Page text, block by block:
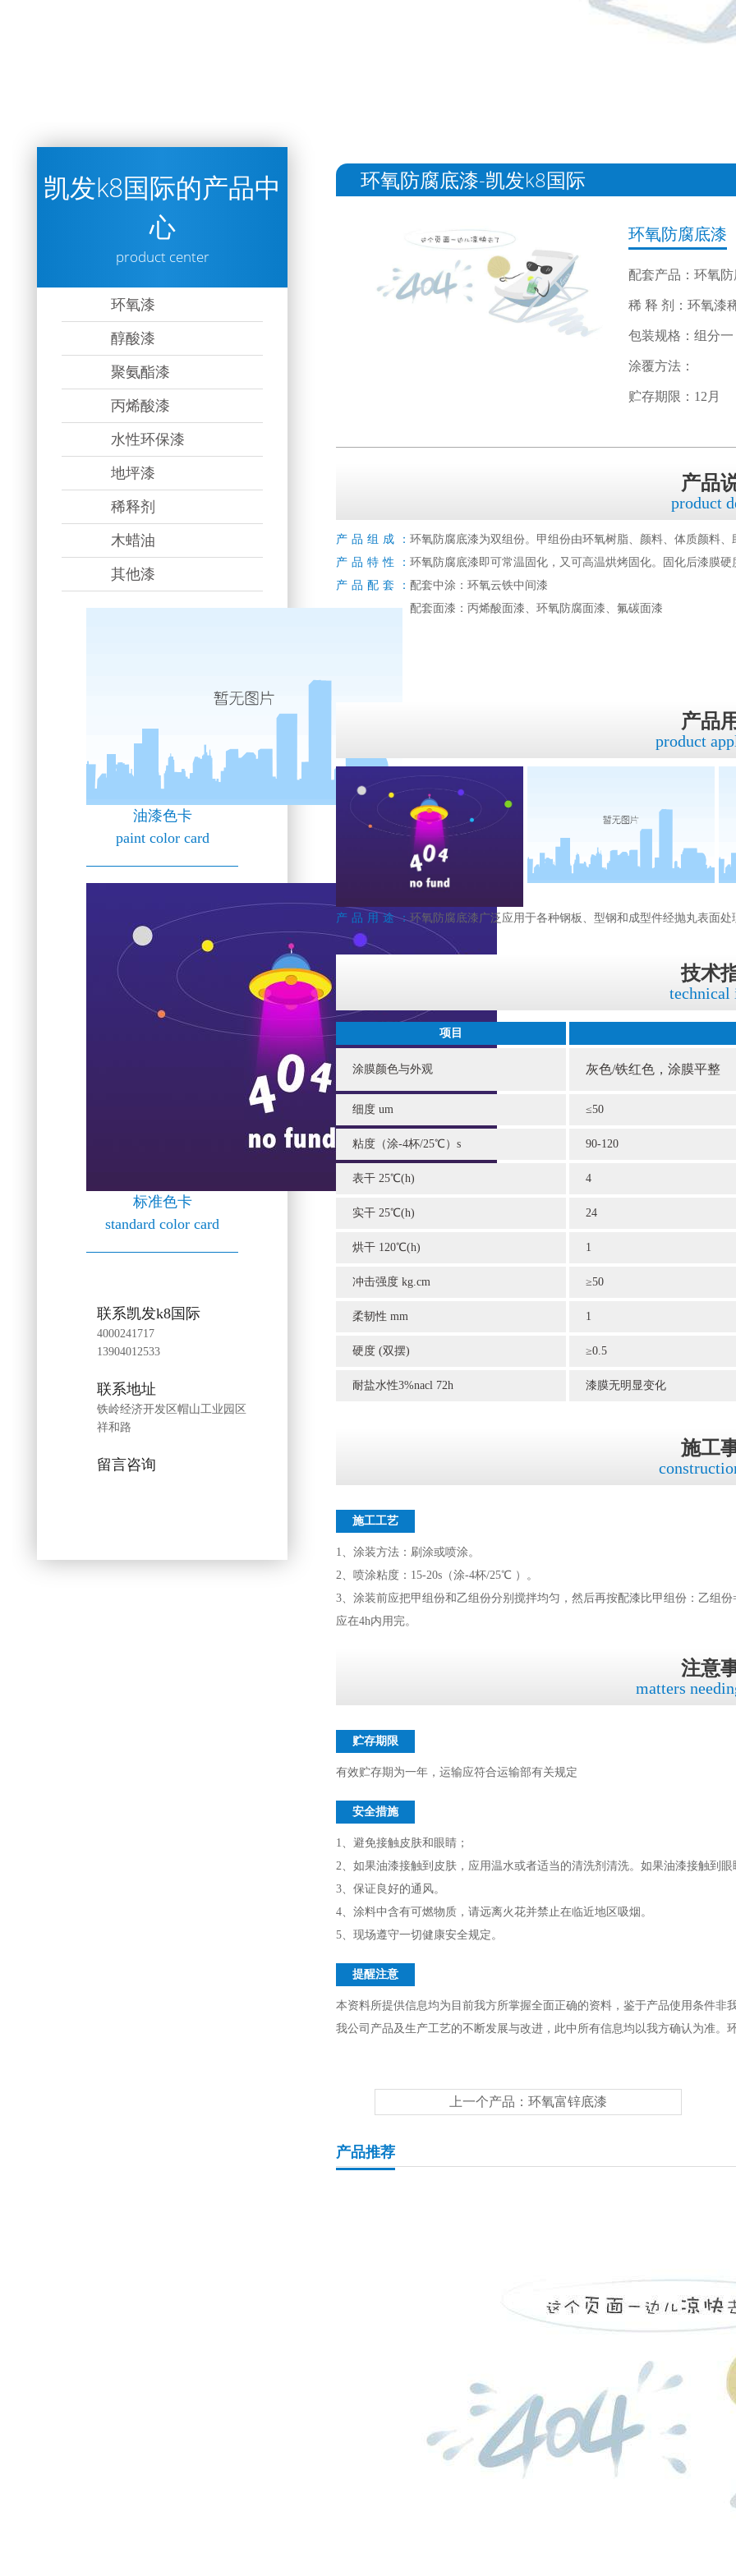
环氧防腐底漆-凯发k8国际
环氧防腐底漆
配套产品：环氧
稀 释 剂：环氧漆
包装规格：组分一
涂覆方法：
贮存期限：12月
产品
product
产品组成：环氧防腐底漆为双组份。甲组份由环氧树脂、颜料、体质颜料
产品特性：环氧防腐底漆即可常温固化，又可高温烘烤固化。固化后漆膜
产品配套： 配套中涂：环氧云铁中间漆
配套面漆：丙烯酸面漆、环氧防腐面漆、氟碳面漆
产品
product
产品用途：环氧防腐底漆广泛应用于各种钢板、型钢和成型件经抛丸表面处
技术
technical
项目
涂膜颜色与外观 灰色/铁红色，涂膜平整
细度 um ≤50
粘度（涂-4杯/25℃）s 90-120
表干 25℃(h) 4
实干 25℃(h) 24
烘干 120℃(h) 1
冲击强度 kg.cm ≥50
柔韧性 mm 1
硬度 (双摆) ≥0.5
耐盐水性3%nacl 72h 漆膜无明显变化
施工
施工工艺
1、涂装方法：刷涂或喷涂。
2、喷涂粘度：15-20s（涂-4杯/25℃ ）。
3、涂装前应把甲组份和乙组份分别搅拌均匀，然后再按配漆比甲组份：乙组
应在4h内用完。
注意
matters
贮存期限
有效贮存期为一年，运输应符合运输部有关规定
安全措施
1、避免接触皮肤和眼睛；
2、如果油漆接触到皮肤，应用温水或者适当的清洗剂清洗。如果油漆接触到眼
3、保证良好的通风。
4、涂料中含有可燃物质，请远离火花并禁止在临近地区吸烟。
5、现场遵守一切健康安全规定。
提醒注意
本资料所提供信息均为目前我方所掌握全面正确的资料，鉴于产品使用条件
我公司产品及生产工艺的不断发展与改进，此中所有信息均以我方确认为准。
上一个产品：环氧富锌底漆
产品推荐
凯发k8国际的产品中
心
product center
环氧漆
醇酸漆
聚氨酯漆
丙烯酸漆
水性环保漆
地坪漆
稀释剂
木蜡油
其他漆
油漆色卡
paint color card
标准色卡
standard color card
联系凯发k8国际
4000241717
13904012533
联系地址
铁岭经济开发区帽山工业园区
祥和路
留言咨询